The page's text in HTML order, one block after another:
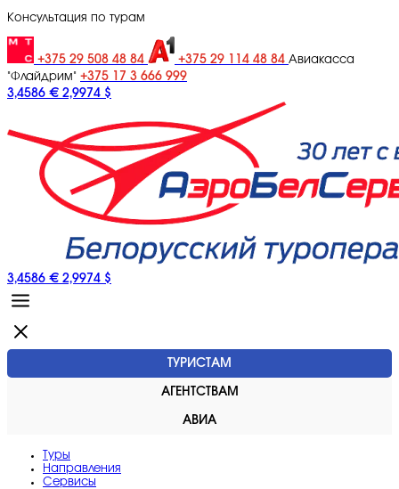
Консультация по турам
+375 29 508 48 84 +375 29 114 48 84 Авиакасса
"Флайдрим" +375 17 3 666 999
3,4586 € 2,9974 $
3,4586 € 2,9974 $
ТУРИСТАМ
АГЕНТСТВАМ
АВИА
Туры
Направления
Сервисы